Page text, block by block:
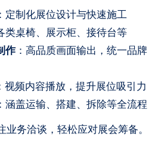
定制化展位设计与快速施工
类桌椅、展示柜、接待台等
作：高品质画面输出，统一品牌
视频内容播放，提升展位吸引力
涵盖运输、搭建、拆除等全流程
务洽谈，轻松应对展会筹备。